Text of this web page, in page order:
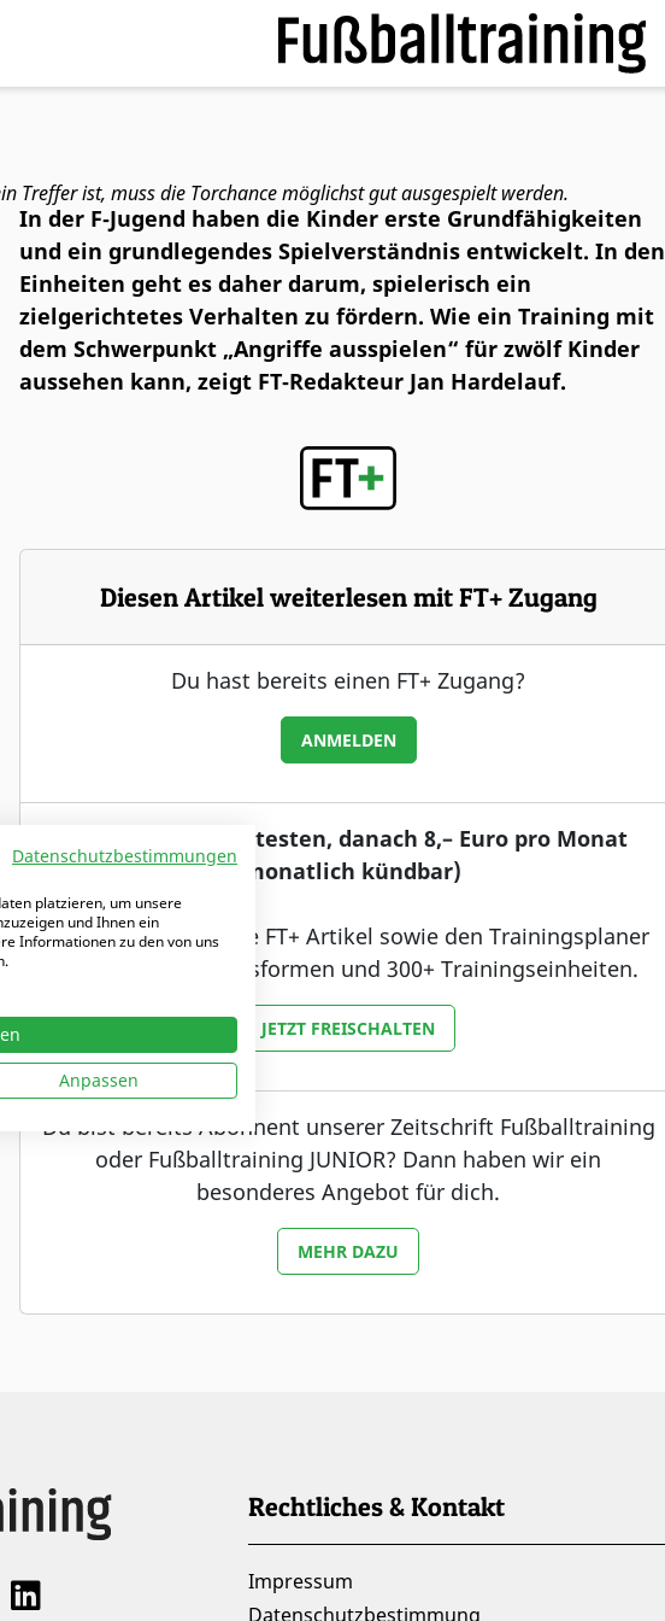
Treffer ist, muss die Torchance möglichst gut ausgespielt werden.
Angriffe ausspielen
In der F‑Jugend haben die Kinder erste Grundfähigkeiten
und ein grundlegendes Spielverständnis entwickelt. In den
Einheiten geht es daher darum, spielerisch ein
zielgerichtetes Verhalten zu fördern. Wie ein Training mit
dem Schwerpunkt „Angriffe ausspielen“ für zwölf Kinder
aussehen kann, zeigt FT‑Redakteur Jan Hardelauf.
Diesen Artikel weiterlesen mit FT+ Zugang
Du hast bereits einen FT+ Zugang?
ANMELDEN
7 Tage kostenlos testen, danach 8,– Euro pro Monat
(monatlich kündbar)
Freier Zugriff auf alle FT+ Artikel sowie den Trainingsplaner
mit 5000+ Trainingsformen und 300+ Trainingseinheiten.
JETZT FREISCHALTEN
Du bist bereits Abonnent unserer Zeitschrift Fußballtraining
oder Fußballtraining JUNIOR? Dann haben wir ein
besonderes Angebot für dich.
MEHR DAZU
Rechtliches & Kontakt
Impressum
Datenschutzbestimmung
Datenschutzbestimmungen
platzieren, um unsere
und Ihnen ein
Informationen zu den von uns
Anpassen